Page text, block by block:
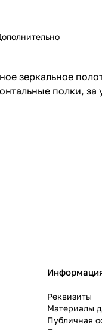
зеркальное
полки,
Реквизиты
Материалы
Публичная